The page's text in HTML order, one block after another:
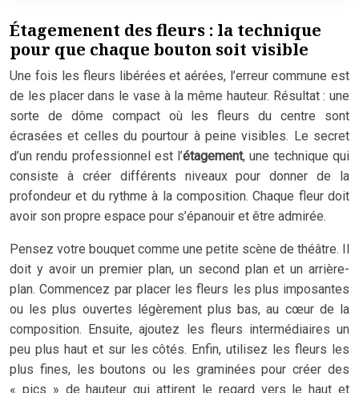
Étagemenent des fleurs : la technique
pour que chaque bouton soit visible
Une fois les fleurs libérées et aérées, l’erreur commune est
de les placer dans le vase à la même hauteur. Résultat : une
sorte de dôme compact où les fleurs du centre sont
écrasées et celles du pourtour à peine visibles. Le secret
d’un rendu professionnel est l’étagement, une technique qui
consiste à créer différents niveaux pour donner de la
profondeur et du rythme à la composition. Chaque fleur doit
avoir son propre espace pour s’épanouir et être admirée.
Pensez votre bouquet comme une petite scène de théâtre. Il
doit y avoir un premier plan, un second plan et un arrière-
plan. Commencez par placer les fleurs les plus imposantes
ou les plus ouvertes légèrement plus bas, au cœur de la
composition. Ensuite, ajoutez les fleurs intermédiaires un
peu plus haut et sur les côtés. Enfin, utilisez les fleurs les
plus fines, les boutons ou les graminées pour créer des
« pics » de hauteur qui attirent le regard vers le haut et